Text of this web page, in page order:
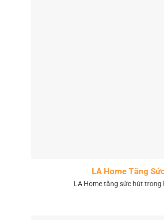
LA Home Tăng
LA Home tăng sức hút trong